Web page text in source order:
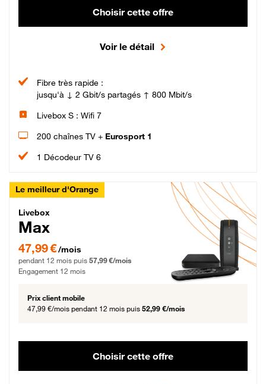
Choisir cette offre
Voir le détail
Fibre très rapide :
jusqu'à ↓ 2 Gbit/s partagés ↑ 800 Mbit/s
Livebox S : Wifi 7
200 chaînes TV + Eurosport 1
1 Décodeur TV 6
Le meilleur d'Orange
Livebox Max Fibre
Livebox
Max
47,99 € par mois pendant 12 mois puis 57,99 € par mois, Engagement 12 mois
47,99 €/mois
pendant 12 mois puis 57,99 €/mois
Engagement 12 mois
Prix client mobile
47,99 €/mois pendant 12 mois puis 52,99 €/mois
Choisir cette offre